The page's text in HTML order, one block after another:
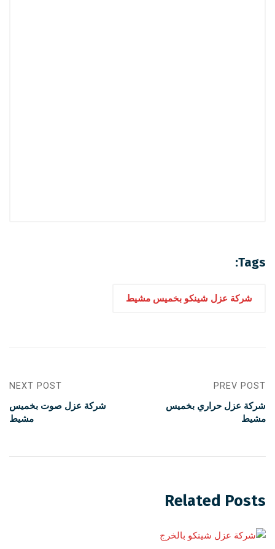
Tags:
شركة عزل شينكو بخميس مشيط
PREV POST
شركة عزل حراري بخميس
مشيط
NEXT POST
شركة عزل صوت بخميس
مشيط
Related Posts